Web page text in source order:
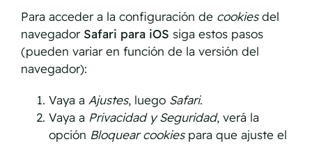
Para acceder a la configuración de cookiesdel
navegador Safari para iOS siga estos pasos
(pueden variar en función de la versión del
navegador):
Vaya a Ajustes, luego Safari.
Vaya a Privacidad y Seguridad, verá la
opción Bloquear cookiespara que ajuste el